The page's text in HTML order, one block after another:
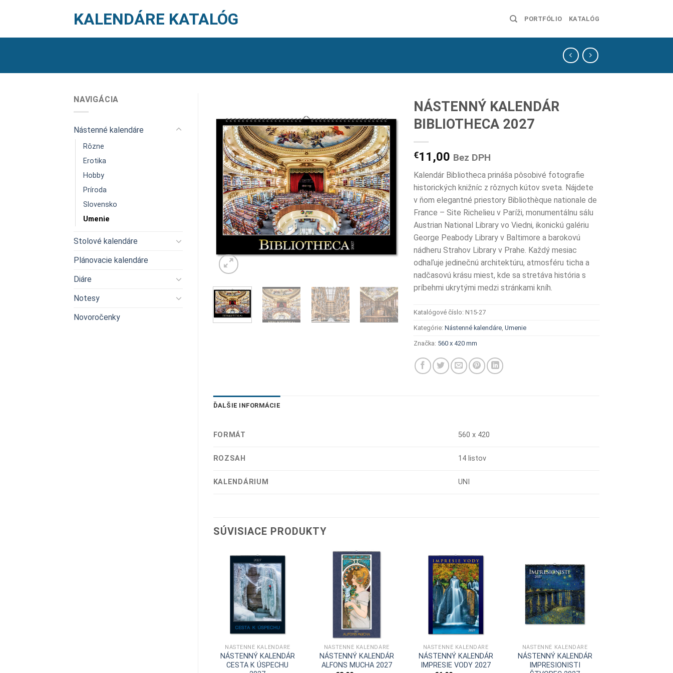
KALENDÁRE KATALÓG PORTFÓLIO KATALÓG
NAVIGÁCIA
Nástenné kalendáre
Rôzne
Erotika
Hobby
Príroda
Slovensko
Umenie
Stolové kalendáre
Plánovacie kalendáre
Diáre
Notesy
Novoročenky
NÁSTENNÝ KALENDÁR
BIBLIOTHECA 2027
€11,00 Bez DPH
Kalendár Bibliotheca prináša pôsobivé fotografie
historických knižníc z rôznych kútov sveta. Nájdete
v ňom elegantné priestory Bibliothèque nationale de
France – Site Richelieu v Paríži, monumentálnu sálu
Austrian National Library vo Viedni, ikonickú galériu
George Peabody Library v Baltimore a barokovú
nádheru Strahov Library v Prahe. Každý mesiac
odhaľuje jedinečnú architektúru, atmosféru ticha a
nadčasovú krásu miest, kde sa stretáva história s
príbehmi ukrytými medzi stránkami kníh.
Katalógové číslo:N15-27
Kategórie:Nástenné kalendáre ,Umenie
Značka: 560 x 420 mm
ĎALŠIE INFORMÁCIE
FORMÁT 560 x 420
ROZSAH 14 listov
KALENDÁRIUM UNI
SÚVISIACE PRODUKTY
NÁSTENNÉ KALENDÁRE
NÁSTENNÝ KALENDÁR
CESTA K ÚSPECHU
NÁSTENNÉ KALENDÁRE
NÁSTENNÝ KALENDÁR
ALFONS MUCHA 2027
NÁSTENNÉ KALENDÁRE
NÁSTENNÝ KALENDÁR
IMPRESIE VODY 2027
NÁSTENNÉ KALENDÁRE
NÁSTENNÝ KALENDÁR
IMPRESIONISTI